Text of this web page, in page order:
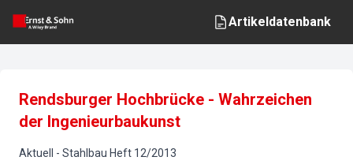
Artikeldatenbank
Rendsburger Hochbrücke - Wahrzeichen
der Ingenieurbaukunst
Aktuell - Stahlbau Heft 12/2013